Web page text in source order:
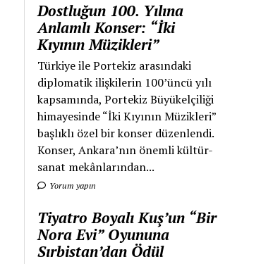
Dostluğun 100. Yılına
Anlamlı Konser: “İki
Kıyının Müzikleri”
Türkiye ile Portekiz arasındaki
diplomatik ilişkilerin 100’üncü yılı
kapsamında, Portekiz Büyükelçiliği
himayesinde “İki Kıyının Müzikleri”
başlıklı özel bir konser düzenlendi.
Konser, Ankara’nın önemli kültür-
sanat mekânlarından...
Yorum yapın
Tiyatro Boyalı Kuş’un “Bir
Nora Evi” Oyununa
Sırbistan’dan Ödül